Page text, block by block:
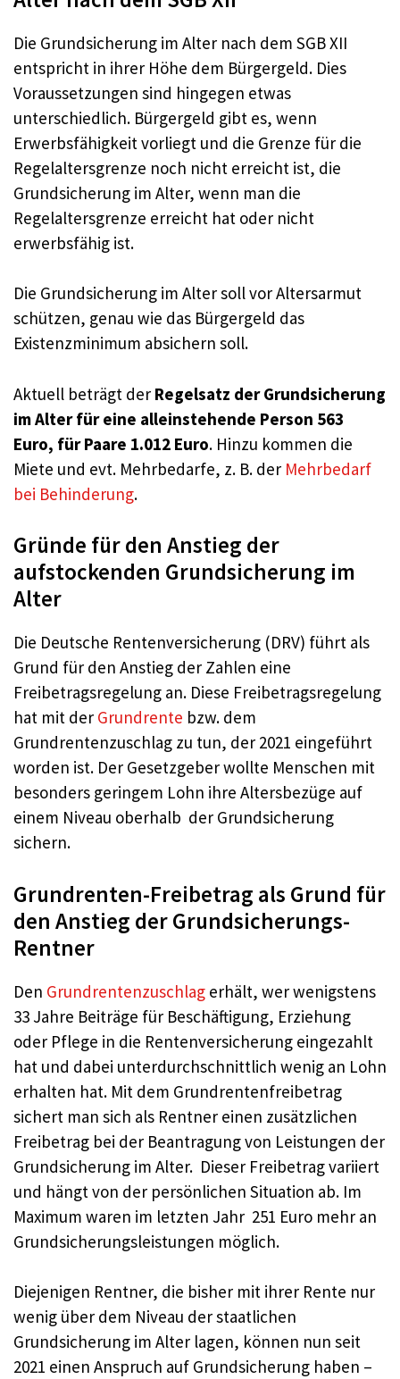
Die Grundsicherung im Alter nach dem SGB XII
entspricht in ihrer Höhe dem Bürgergeld. Dies
Voraussetzungen sind hingegen etwas
unterschiedlich. Bürgergeld gibt es, wenn
Erwerbsfähigkeit vorliegt und die Grenze für die
Regelaltersgrenze noch nicht erreicht ist, die
Grundsicherung im Alter, wenn man die
Regelaltersgrenze erreicht hat oder nicht
erwerbsfähig ist.
Die Grundsicherung im Alter soll vor Altersarmut
schützen, genau wie das Bürgergeld das
Existenzminimum absichern soll.
Aktuell beträgt der Regelsatz der Grundsicherung
im Alter für eine alleinstehende Person 563
Euro, für Paare 1.012 Euro. Hinzu kommen die
Miete und evt. Mehrbedarfe, z. B. der Mehrbedarf
bei Behinderung.
Gründe für den Anstieg der
aufstockenden Grundsicherung im
Alter
Die Deutsche Rentenversicherung (DRV) führt als
Grund für den Anstieg der Zahlen eine
Freibetragsregelung an. Diese Freibetragsregelung
hat mit der Grundrente bzw. dem
Grundrentenzuschlag zu tun, der 2021 eingeführt
worden ist. Der Gesetzgeber wollte Menschen mit
besonders geringem Lohn ihre Altersbezüge auf
einem Niveau oberhalb der Grundsicherung
sichern.
Grundrenten-Freibetrag als Grund für
den Anstieg der Grundsicherungs-
Rentner
Den Grundrentenzuschlag erhält, wer wenigstens
33 Jahre Beiträge für Beschäftigung, Erziehung
oder Pflege in die Rentenversicherung eingezahlt
hat und dabei unterdurchschnittlich wenig an Lohn
erhalten hat. Mit dem Grundrentenfreibetrag
sichert man sich als Rentner einen zusätzlichen
Freibetrag bei der Beantragung von Leistungen der
Grundsicherung im Alter. Dieser Freibetrag variiert
und hängt von der persönlichen Situation ab. Im
Maximum waren im letzten Jahr 251 Euro mehr an
Grundsicherungsleistungen möglich.
Diejenigen Rentner, die bisher mit ihrer Rente nur
wenig über dem Niveau der staatlichen
Grundsicherung im Alter lagen, können nun seit
2021 einen Anspruch auf Grundsicherung haben –